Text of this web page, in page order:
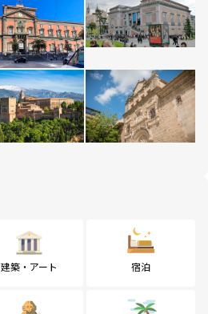
建築・アート 宿泊